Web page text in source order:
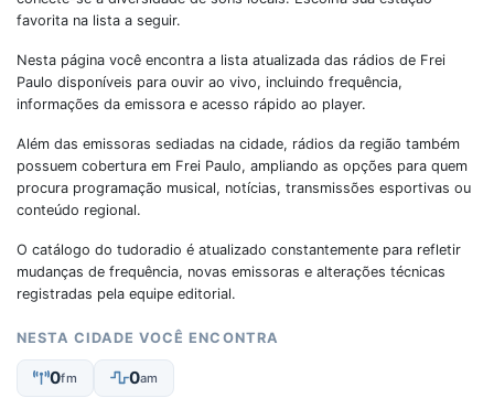
favorita na lista a seguir.
Nesta página você encontra a lista atualizada das rádios de Frei
Paulo disponíveis para ouvir ao vivo, incluindo frequência,
informações da emissora e acesso rápido ao player.
Além das emissoras sediadas na cidade, rádios da região também
possuem cobertura em Frei Paulo, ampliando as opções para quem
procura programação musical, notícias, transmissões esportivas ou
conteúdo regional.
O catálogo do tudoradio é atualizado constantemente para refletir
mudanças de frequência, novas emissoras e alterações técnicas
registradas pela equipe editorial.
NESTA CIDADE VOCÊ ENCONTRA
0fm 0am